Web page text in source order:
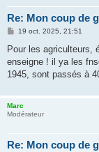
Re: Mon coup de
M
s
a
g
19 oct. 2025, 21:51
Pour les agriculteurs,
enseigne ! il ya les
1945, sont passés à
Marc
Modérateur
Re: Mon coup de